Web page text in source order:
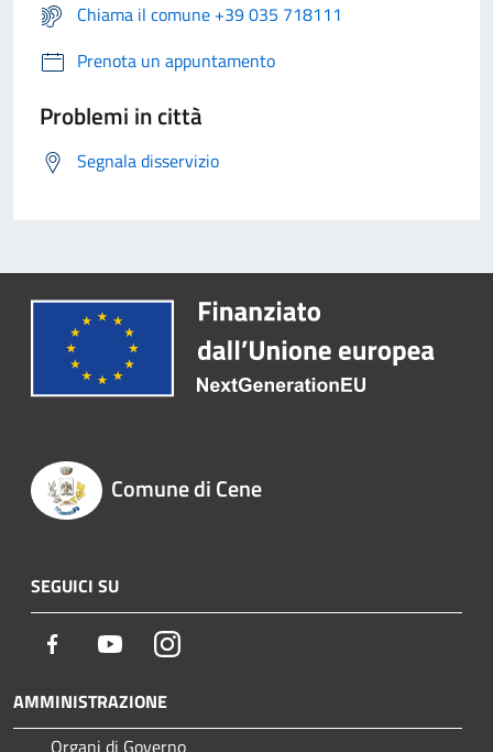
Chiama il comune +39 035 718111
Prenota un appuntamento
Problemi in città
Segnala disservizio
Comune di Cene
SEGUICI SU
Facebook YoutubeInstagram
AMMINISTRAZIONE
Organi di Governo